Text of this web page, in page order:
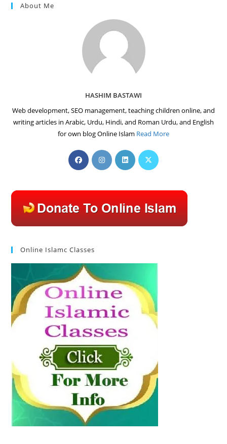
About Me
HASHIM BASTAWI
Web development, SEO management, teaching children online, and
writing articles in Arabic, Urdu, Hindi, and Roman Urdu, and English
for own blog Online Islam Read More
Opens
in
new
tab
Opens
in
new
tab
Opens
in
new
tab
Opens
new
tab
Online Islamc Classes